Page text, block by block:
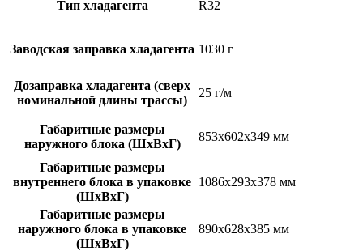
Тип хладагента R32
Заводская заправка хладагента 1030 г
Дозаправка хладагента (сверх
номинальной длины трассы)
25 г/м
Габаритные размеры
наружного блока (ШxВxГ)
853x602x349 мм
Габаритные размеры
внутреннего блока в упаковке
(ШxВxГ)
1086x293x378 мм
Габаритные размеры
наружного блока в упаковке
(ШxВxГ)
890x628x385 мм